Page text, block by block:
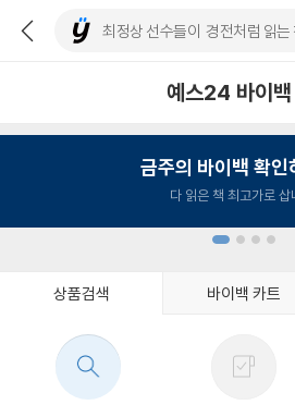
예스24 바이백
금주의 바이백 확인
다 읽은 책 최고가로 삽
상품검색 바이백 카트